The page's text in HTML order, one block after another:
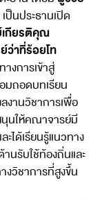
ป็นประธานเปิด
กียรติคุณ
ว่าที่ร้อยโท
งการเข้าสู่
มถอดบทเรียน
งานวิชาการเพื่อ
นุนให้คณาจารย์มี
ได้เรียนรู้แนวทาง
นรับใช้ท้องถิ่นและ
งวิชาการที่สูงขึ้น